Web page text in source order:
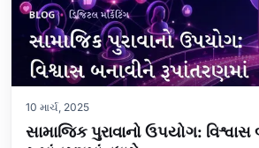
10 માર્ચ, 2025
સામાજિક પુરાવાનો ઉપયોગ: વિશ્વાસ